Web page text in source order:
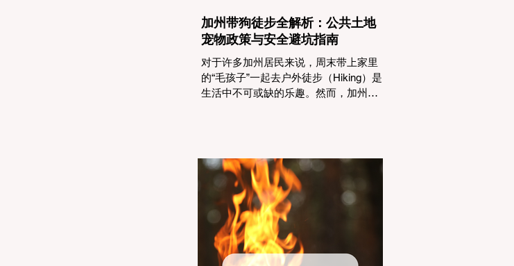
加州带狗徒步全解析：公共土地
宠物政策与安全避坑指南
对于许多加州居民来说，周末带上家里
的“毛孩子”一起去户外徒步（Hiking）是
生活中不可或缺的乐趣。然而，加州拥
到了步道口才绝望地看到一块大大的
"No Dogs on Trail"（步道严禁犬只） 的
指示牌，这无疑会彻底毁掉整个周末。
为了避免“带狗碰壁”，您必须在出发前清
楚地了解不同公共土地系统对宠物政
策，掌握实用的路线筛选工具，并警惕
加州特有的野外环境隐患。 一、 破除宠